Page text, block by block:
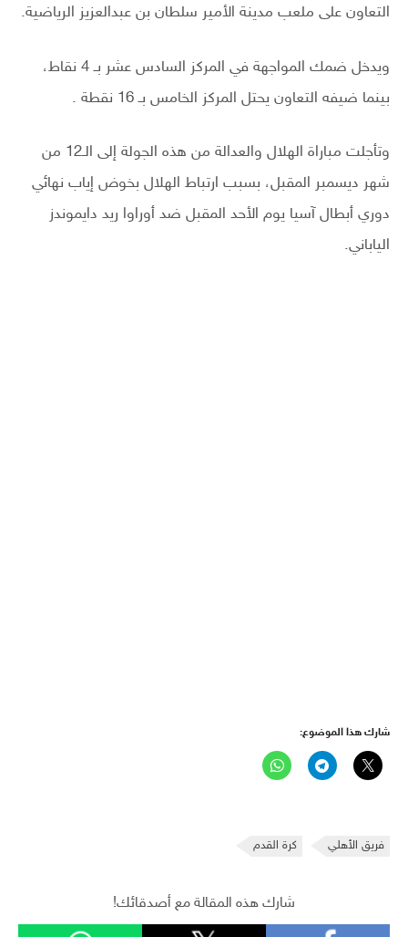
التعاون على ملعب مدينة الأمير سلطان بن عبدالعزيز الرياضية.
ويدخل ضمك المواجهة في المركز السادس عشر بـ 4 نقاط،
بينما ضيفه التعاون يحتل المركز الخامس بـ 16 نقطة .
وتأجلت مباراة الهلال والعدالة من هذه الجولة إلى الـ12 من
شهر ديسمبر المقبل، بسبب ارتباط الهلال بخوض إياب نهائي
دوري أبطال آسيا يوم الأحد المقبل ضد أوراوا ريد دايموندز
الياباني.
شارك هذا الموضوع:
فريق الأهلي كرة القدم
شارك هذه المقالة مع أصدقائك!